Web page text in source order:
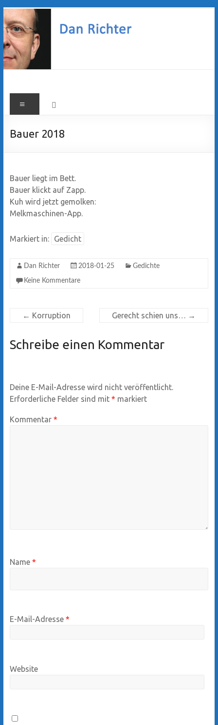
Zum
Inhalt
springen
Dan
Richter
Menü
Bauer 2018
Bauer liegt im Bett.
Bauer klickt auf Zapp.
Kuh wird jetzt gemolken:
Melkmaschinen-App.
Markiert in: Gedicht
Dan Richter 2018-01-25 Gedichte
Keine Kommentare
← Korruption Gerecht schien uns… →
Schreibe einen Kommentar
Deine E-Mail-Adresse wird nicht veröffentlicht.
Erforderliche Felder sind mit * markiert
Kommentar *
Name *
E-Mail-Adresse *
Website